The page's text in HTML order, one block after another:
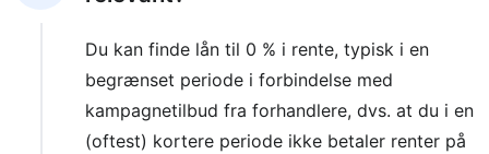
Du kan finde lån til 0 % i rente, typisk i en
begrænset periode i forbindelse med
kampagnetilbud fra forhandlere, dvs. at du i en
(oftest) kortere periode ikke betaler renter på